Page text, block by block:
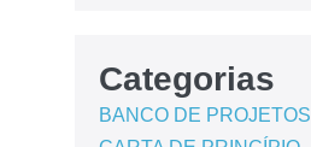
Categorias
BANCO DE PROJETOS